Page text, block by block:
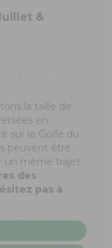
&
la taille de
en
sur le Golfe du
peuvent être
un même trajet.
des
pas à